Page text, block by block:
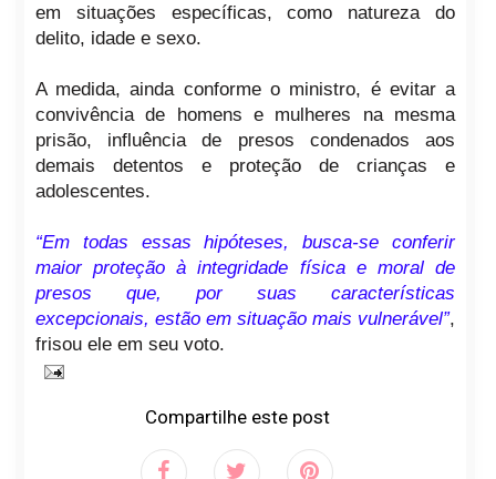
em situações específicas, como natureza do
delito, idade e sexo.
A medida, ainda conforme o ministro, é evitar a
convivência de homens e mulheres na mesma
prisão, influência de presos condenados aos
demais detentos e proteção de crianças e
adolescentes.
“Em todas essas hipóteses, busca-se conferir
maior proteção à integridade física e moral de
presos que, por suas características
excepcionais, estão em situação mais vulnerável”,
frisou ele em seu voto.
Compartilhe este post